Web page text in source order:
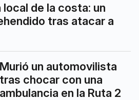
de la costa: un
tras atacar a
Murió un automovilista
tras chocar con una
ambulancia en la Ruta 2